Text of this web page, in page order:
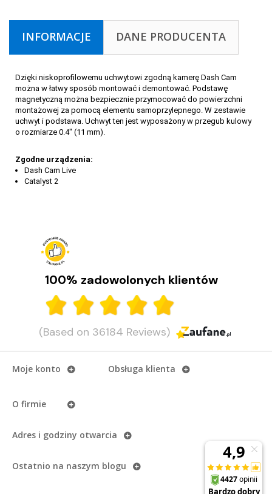
INFORMACJE DANE PRODUCENTA
Dzięki niskoprofilowemu uchwytowi zgodną kamerę Dash Cam
można w łatwy sposób montować i demontować. Podstawę
magnetyczną można bezpiecznie przymocować do powierzchni
montażowej za pomocą elementu samoprzylepnego. W zestawie
uchwyt i podstawa. Uchwyt ten jest wyposażony w przegub kulowy
o rozmiarze 0.4″ (11 mm).
Zgodne urządzenia:
Dash Cam Live
Catalyst 2
100% zadowolonych klientów
(Based on 36184 Reviews)
Moje konto
O firmie
Obsługa klienta
Adres i godziny otwarcia
Ostatnio na naszym blogu